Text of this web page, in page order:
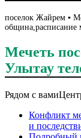
поселок Жайрем ▪️
община,расписание
Мечеть
Улытау
Рядом с вами
Конфликт
и